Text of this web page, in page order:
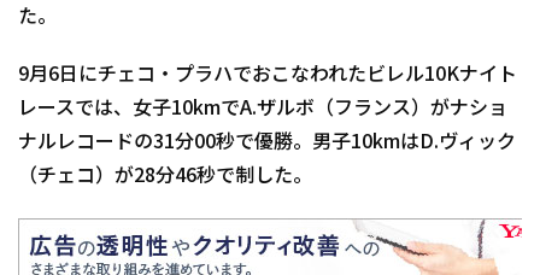
た。
9月6日にチェコ・プラハでおこなわれたビレル10Kナイト
レースでは、女子10kmでA.ザルボ（フランス）がナショ
ナルレコードの31分00秒で優勝。男子10kmはD.ヴィック
（チェコ）が28分46秒で制した。